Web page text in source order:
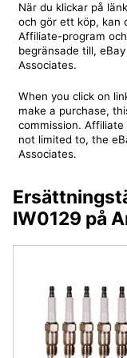
När du klickar på
och gör ett köp, kan
Affiliate-program
begränsade till,
Associates.
When you click on
make a purchase,
commission.
not limited to, the
Associates.
IW0129 på